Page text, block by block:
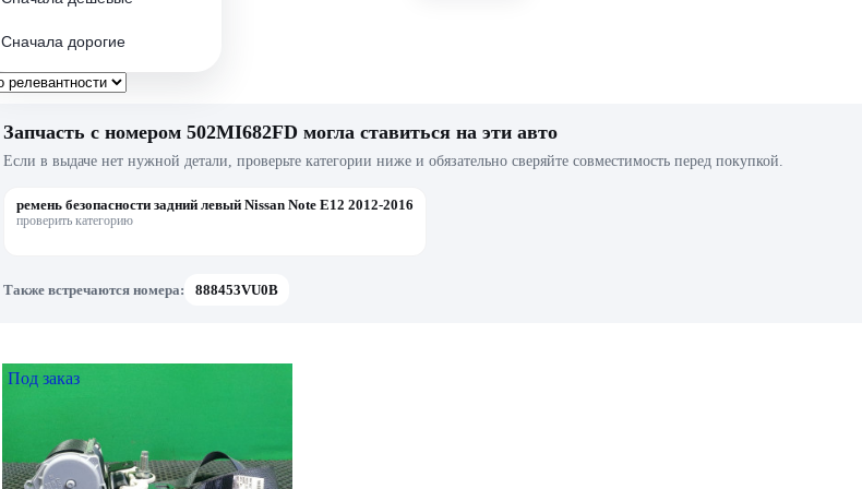
Сначала дорогие
Запчасть с номером 502MI682FD могла ставиться на эти авто
Если в выдаче нет нужной детали, проверьте категории ниже и обязательно сверяйте совместимость перед покупкой.
ремень безопасности задний левый Nissan Note E12 2012-2016
проверить категорию
Также встречаются номера: 888453VU0B
Под заказ